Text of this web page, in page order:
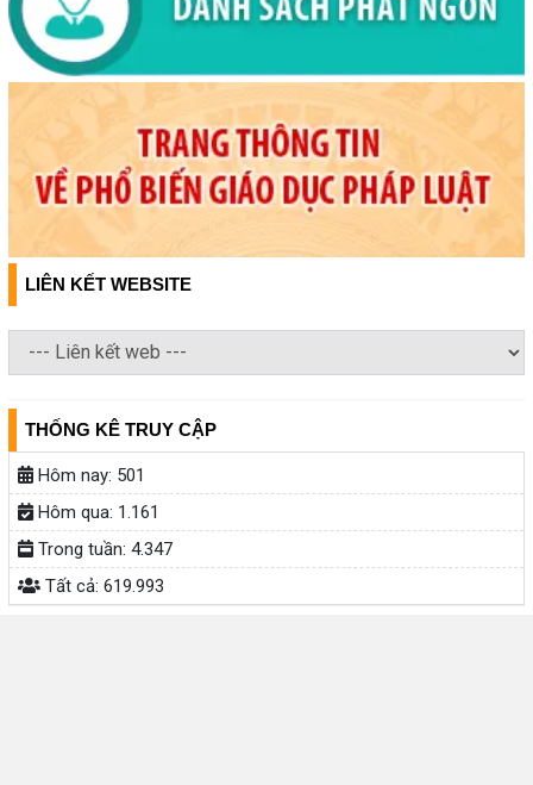
LIÊN KẾT WEBSITE
THỐNG KÊ TRUY CẬP
Hôm nay: 501
Hôm qua: 1.161
Trong tuần: 4.347
Tất cả: 619.993